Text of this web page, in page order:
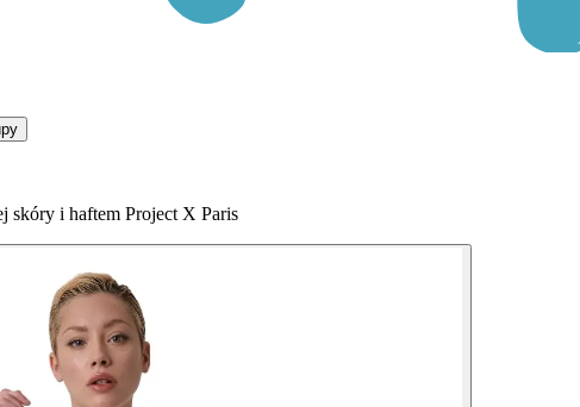
skóry i haftem Project X Paris